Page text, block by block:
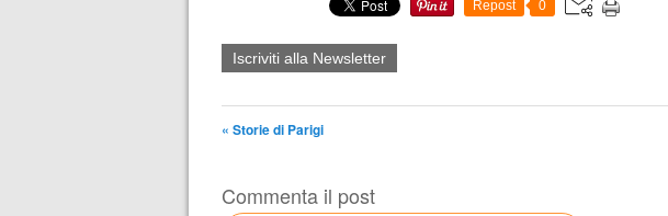
Repost 0
Iscriviti alla Newsletter
« Storie di Parigi
Commenta il post